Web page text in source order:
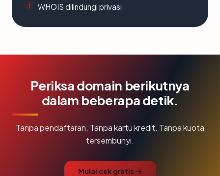
WHOIS dilindungi privasi
Periksa domain berikutnya
dalam beberapa detik.
Tanpa pendaftaran. Tanpa kartu kredit. Tanpa kuota
tersembunyi.
Mulai cek gratis →